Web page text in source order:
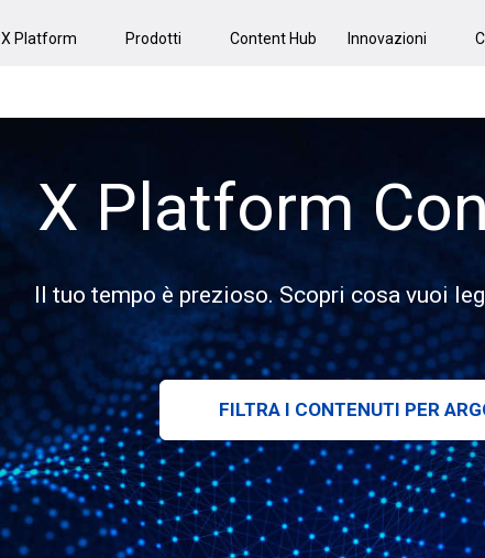
X Platform Prodotti Content Hub Innovazioni
X Platform
Il tuo tempo è prezioso. Scopri cosa vuoi
FILTRA I CONTENUTI PER